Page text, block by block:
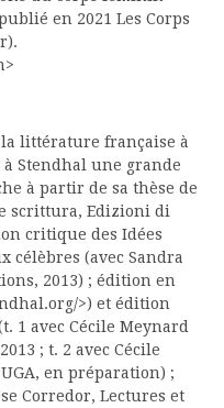
en 2021 Les Corps
la littérature française à
à Stendhal une grande
à partir de sa thèse de
scrittura, Edizioni di
critique des Idées
célèbres (avec Sandra
2013) ; édition en
>) et édition
1 avec Cécile Meynard
; t. 2 avec Cécile
en préparation) ;
Corredor, Lectures et